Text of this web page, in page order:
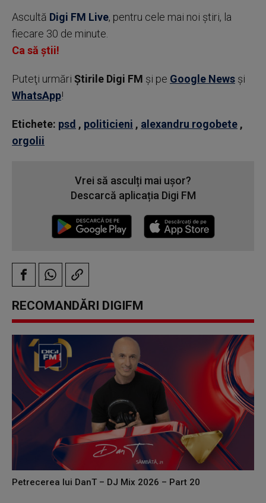
Ascultă Digi FM Live, pentru cele mai noi știri, la
fiecare 30 de minute.
Ca să știi!
Puteţi urmări Știrile Digi FM şi pe Google News şi
WhatsApp!
Etichete: psd , politicieni , alexandru rogobete ,
orgolii
Vrei să asculți mai ușor?
Descarcă aplicația Digi FM
RECOMANDĂRI DIGIFM
Petrecerea lui DanT – DJ Mix 2026 – Part 20